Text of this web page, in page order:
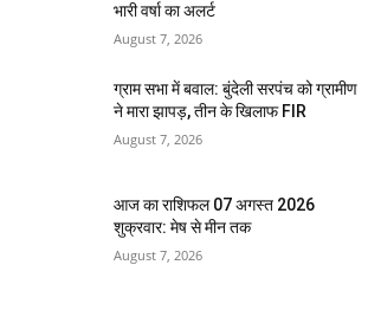
भारी वर्षा का अलर्ट
August 7, 2026
ग्राम सभा में बवाल: बुंदेली सरपंच को ग्रामीण
ने मारा झापड़, तीन के खिलाफ FIR
August 7, 2026
आज का राशिफल 07 अगस्त 2026
शुक्रवार: मेष से मीन तक
August 7, 2026